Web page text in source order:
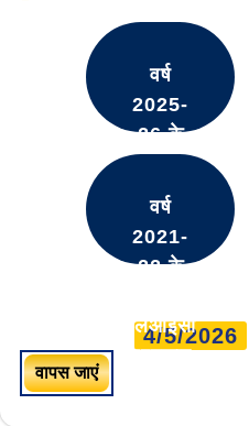
वर्ष
2025-
26 के
एलआईसी
वर्ष
2021-
22 के
एलआईसी
पुरस्कार
4/5/2026
वापस जाएं